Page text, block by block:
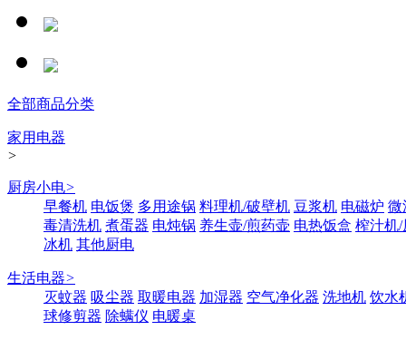
全部商品分类
家用电器
>
厨房小电>
早餐机 电饭煲 多用途锅 料理机/破壁机 豆浆机 电磁炉 微
毒清洗机 煮蛋器 电炖锅 养生壶/煎药壶 电热饭盒 榨汁机/
冰机 其他厨电
生活电器>
灭蚊器 吸尘器 取暖电器 加湿器 空气净化器 洗地机 饮水
球修剪器 除螨仪 电暖桌